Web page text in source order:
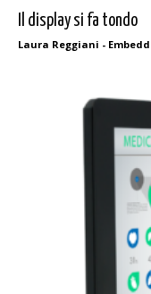
Il display si fa tondo
Laura Reggiani -